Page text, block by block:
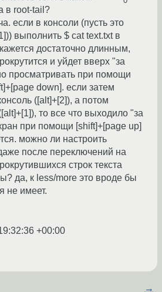
в root-tail?
если в консоли (пусть это
выполнить $ cat text.txt в
достаточно длинным,
и уйдет вверх "за
просматривать при помощи
down]. если затем
([alt]+[2]), а потом
то все что выходило "за
при помощи [shift]+[page up]
можно ли настроить
после переключений на
строк текста
да, к less/more это вроде бы
не имеет.
+00:00
→